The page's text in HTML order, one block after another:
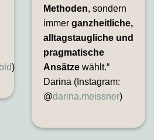
)
Methoden, sondern
immer ganzheitliche,
alltagstaugliche und
pragmatische
Ansätze wählt.“
Darina (Instagram:
@darina.meissner)